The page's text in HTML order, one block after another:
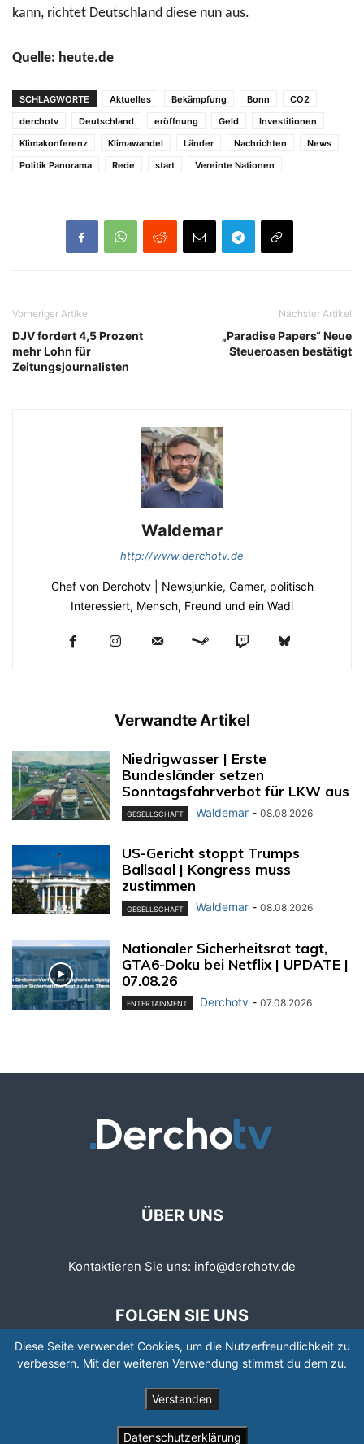
kann, richtet Deutschland diese nun aus.
Quelle: heute.de
SCHLAGWORTE Aktuelles Bekämpfung Bonn
CO2
derchotv
Deutschland eröffnung Geld
Investitionen
Klimakonferenz
Klimawandel Länder Nachrichten
News
Politik Panorama
Rede start Vereinte Nationen
Vorheriger Artikel
DJV fordert 4,5 Prozent
mehr Lohn für
Zeitungsjournalisten
Nächster Artikel
„Paradise Papers“ Neue
Steueroasen bestätigt
Waldemar
http://www.derchotv.de
Chef von Derchotv | Newsjunkie, Gamer, politisch
Interessiert, Mensch, Freund und ein Wadi
Verwandte Artikel
Niedrigwasser | Erste
Bundesländer setzen
Sonntagsfahrverbot für LKW aus
GESELLSCHAFT Waldemar - 08.08.2026
US-Gericht stoppt Trumps
Ballsaal | Kongress muss
zustimmen
GESELLSCHAFT Waldemar - 08.08.2026
Nationaler Sicherheitsrat tagt,
GTA6-Doku bei Netflix | UPDATE |
07.08.26
ENTERTAINMENT Derchotv - 07.08.2026
ÜBER UNS
Kontaktieren Sie uns: info@derchotv.de
FOLGEN SIE UNS
© © Copyright 2008 - 2026 | Newspaper by TagDiv
Diese Seite verwendet Cookies, um die Nutzerfreundlichkeit zu
verbessern. Mit der weiteren Verwendung stimmst du dem zu.
Verstanden
Datenschutzerklärung